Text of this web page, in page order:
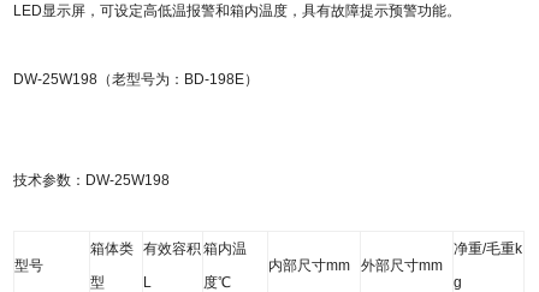
LED显示屏，可设定高低温报警和箱内温度，具有故障提示预警功能。
DW-25W198（老型号为：BD-198E）
技术参数：DW-25W198
型号
箱体类
型
有效容积
L
箱内温
度℃
内部尺寸mm 外部尺寸mm
净重/毛重k
g